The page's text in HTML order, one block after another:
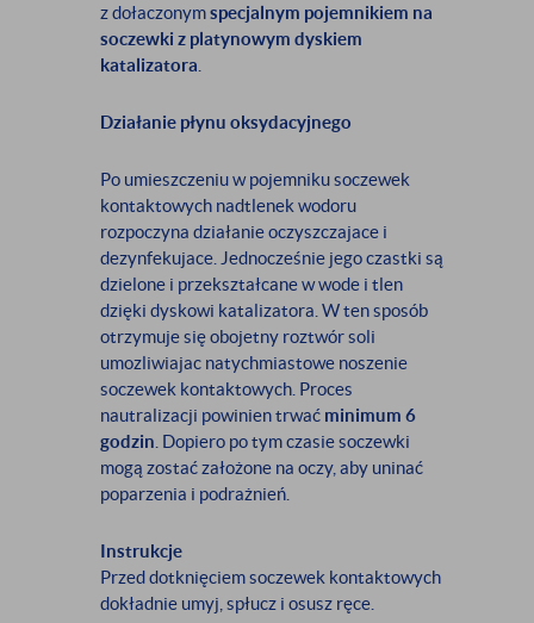
z dołaczonymspecjalnym pojemnikiem na
soczewki z platynowym dyskiem
katalizatora
Działanie płynu oksydacyjnego
Po umieszczeniu w pojemniku soczewek
kontaktowych nadtlenek wodoru
rozpoczyna działanie oczyszczajace i
dezynfekujace. Jednocześnie jego czastki są
dzielone i przekształcane w wode i tlen
dzięki dyskowi katalizatora. W ten sposób
otrzymuje się obojetny roztwór soli
umozliwiajac natychmiastowe noszenie
soczewek kontaktowych. Proces
nautralizacji powinien trwać minimum 6
godzin . Dopiero po tym czasie soczewki
mogą zostać założone na oczy, aby uninać
poparzenia i podrażnień.
Instrukcje
Przed dotknięciem soczewek kontaktowych
dokładnie umyj, spłucz i osusz ręce.